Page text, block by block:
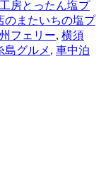
工房とったん塩プ
のまたいちの塩プ
フェリー, 横須
島グルメ , 車中泊